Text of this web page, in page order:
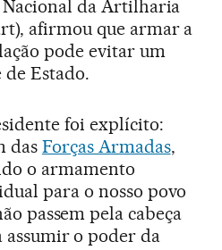
Nacional da Artilharia
afirmou que armar a
pode evitar um
de Estado.
foi explícito:
das Forças Armadas,
o armamento
para o nosso povo
passem pela cabeça
assumir o poder da